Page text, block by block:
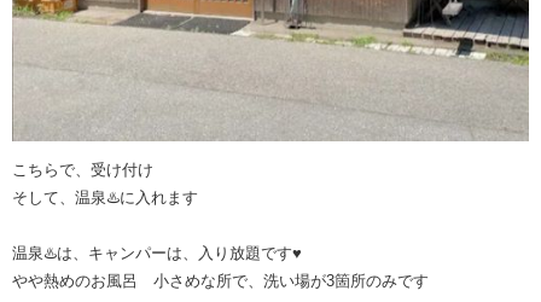
こちらで、受け付け
そして、温泉♨️に入れます
温泉♨️は、キャンパーは、入り放題です♥
やや熱めのお風呂 小さめな所で、洗い場が3箇所のみです